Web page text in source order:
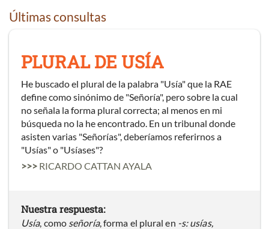
Últimas consultas
PLURAL DE USÍA
He buscado el plural de la palabra "Usía" que la RAE
define como sinónimo de "Señoría", pero sobre la cual
no señala la forma plural correcta; al menos en mi
búsqueda no la he encontrado. En un tribunal donde
asisten varias "Señorías", deberíamos referirnos a
"Usías" o "Usíases"?
>>> RICARDO CATTAN AYALA
Nuestra respuesta:
Usía, como señoría, forma el plural en -s: usías,